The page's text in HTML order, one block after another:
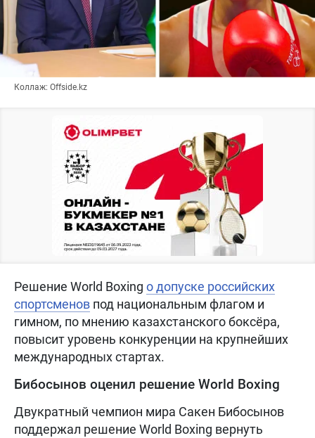
Коллаж: Offside.kz
Решение World Boxing о допуске российских
спортсменов под национальным флагом и
гимном, по мнению казахстанского боксёра,
повысит уровень конкуренции на крупнейших
международных стартах.
Бибосынов оценил решение World Boxing
Двукратный чемпион мира Сакен Бибосынов
поддержал решение World Boxing вернуть